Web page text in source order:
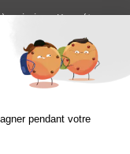
mission. Une étape
InstagramYouTube